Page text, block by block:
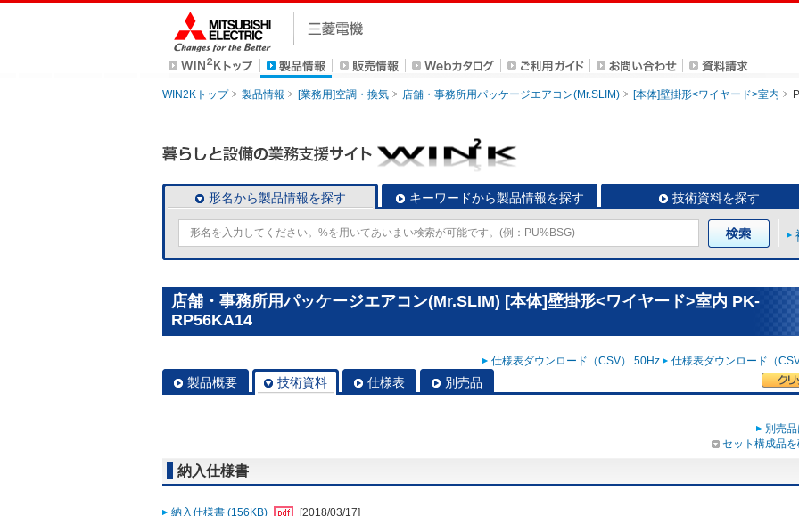
WIN2Kトップ 製品情報 [業務用]空調・換気 店舗・事務所用パッケージエアコン(Mr.SLIM) [本体]壁掛形<ワイヤード>室内
形名から製品情報を探す キーワードから製品情報を探す 技術資料を探す
店舗・事務所用パッケージエアコン(Mr.SLIM) [本体]壁掛形<ワイヤード>室内 PK-
RP56KA14
仕様表ダウンロード（CSV） 50Hz 仕様表ダウンロード（
製品概要 技術資料 仕様表 別売品
別売
セット構成品
納入仕様書
納入仕様書 (156KB) [2018/03/17]